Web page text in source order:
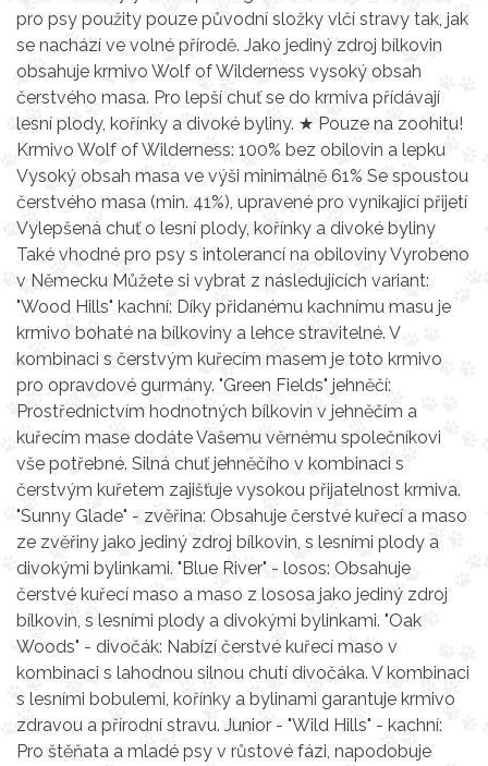
pro psy použity pouze původní složky vlčí stravy tak, jak
se nachází ve volné přírodě. Jako jediný zdroj bílkovin
obsahuje krmivo Wolf of Wilderness vysoký obsah
čerstvého masa. Pro lepší chuť se do krmiva přídávají
lesní plody, kořínky a divoké byliny. ★ Pouze na zoohitu!
Krmivo Wolf of Wilderness: 100% bez obilovin a lepku
Vysoký obsah masa ve výši minimálně 61% Se spoustou
čerstvého masa (min. 41%), upravené pro vynikající přijetí
Vylepšená chuť o lesní plody, kořínky a divoké byliny
Také vhodné pro psy s intolerancí na obiloviny Vyrobeno
v Německu Můžete si vybrat z následujících variant:
"Wood Hills" kachní: Díky přidanému kachnímu masu je
krmivo bohaté na bílkoviny a lehce stravitelné. V
kombinaci s čerstvým kuřecím masem je toto krmivo
pro opravdové gurmány. "Green Fields" jehněčí:
Prostřednictvím hodnotných bílkovin v jehněčím a
kuřecím mase dodáte Vašemu věrnému společníkovi
vše potřebné. Silná chuť jehněčího v kombinaci s
čerstvým kuřetem zajišťuje vysokou přijatelnost krmiva.
"Sunny Glade" - zvěřina: Obsahuje čerstvé kuřecí a maso
ze zvěřiny jako jediný zdroj bílkovin, s lesními plody a
divokými bylinkami. "Blue River" - losos: Obsahuje
čerstvé kuřecí maso a maso z lososa jako jediný zdroj
bílkovin, s lesními plody a divokými bylinkami. "Oak
Woods" - divočák: Nabízí čerstvé kuřecí maso v
kombinaci s lahodnou silnou chutí divočáka. V kombinaci
s lesními bobulemi, kořínky a bylinami garantuje krmivo
zdravou a přírodní stravu. Junior - "Wild Hills" - kachní:
Pro štěňata a mladé psy v růstové fázi, napodobuje